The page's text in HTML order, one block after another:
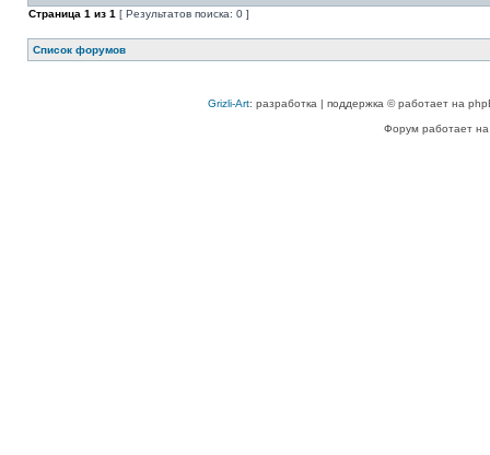
Страница 1 из 1 [ Результатов поиска: 0 ]
Список форумов
Grizli-Art: разработка | поддержка © работает на
Форум работает